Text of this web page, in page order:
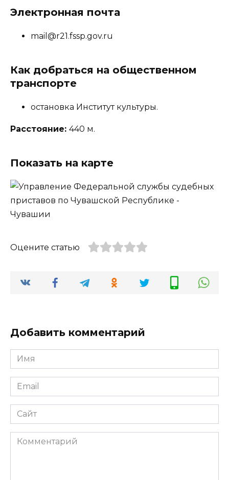
Электронная почта
mail@r21.fssp.gov.ru
Как добраться на общественном
транспорте
остановка Институт культуры.
Расстояние: 440 м.
Показать на карте
Оцените статью
Добавить комментарий
Имя
*
Email
*
Сайт
Комментарий